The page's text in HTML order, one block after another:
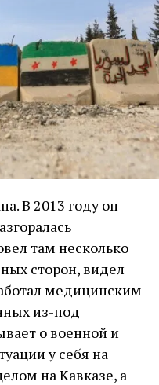
В 2013 году он
там несколько
сторон, видел
медицинским
из-под
о военной и
у себя на
на Кавказе, а